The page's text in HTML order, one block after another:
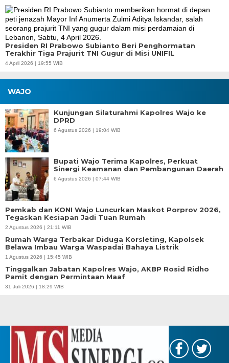
Presiden RI Prabowo Subianto Beri Penghormatan
Terakhir Tiga Prajurit TNI Gugur di Misi UNIFIL
4 April 2026 | 19:55 WIB
WAJO
Kunjungan Silaturahmi Kapolres Wajo ke
DPRD
6 Agustus 2026 | 19:04 WIB
Bupati Wajo Terima Kapolres, Perkuat
Sinergi Keamanan dan Pembangunan Daerah
6 Agustus 2026 | 07:44 WIB
Pemkab dan KONI Wajo Luncurkan Maskot Porprov 2026,
Tegaskan Kesiapan Jadi Tuan Rumah
2 Agustus 2026 | 21:11 WIB
Rumah Warga Terbakar Diduga Korsleting, Kapolsek
Belawa Imbau Warga Waspadai Bahaya Listrik
1 Agustus 2026 | 15:45 WIB
Tinggalkan Jabatan Kapolres Wajo, AKBP Rosid Ridho
Pamit dengan Permintaan Maaf
31 Juli 2026 | 18:29 WIB